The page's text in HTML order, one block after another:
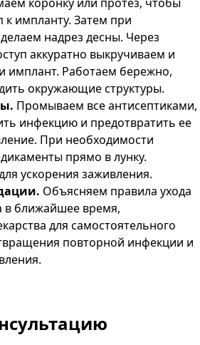
к импланту. Затем при
надрез десны. Через
аккуратно выкручиваем и
имплант. Работаем бережно,
окружающие структуры.
Промываем все антисептиками,
инфекцию и предотвратить ее
При необходимости
прямо в лунку.
ускорения заживления.
Объясняем правила ухода
в ближайшее время,
для самостоятельного
повторной инфекции и